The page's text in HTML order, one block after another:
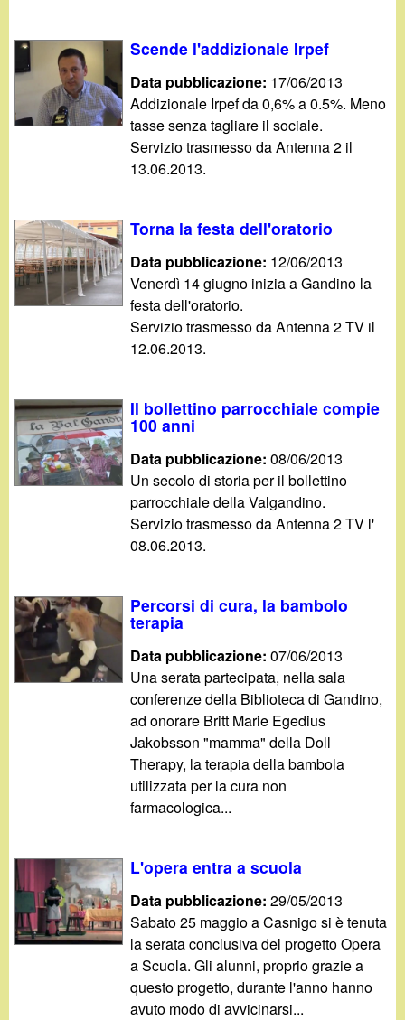
Scende l'addizionale Irpef
Data pubblicazione: 17/06/2013
Addizionale Irpef da 0,6% a 0.5%. Meno
tasse senza tagliare il sociale.
Servizio trasmesso da Antenna 2 il
13.06.2013.
Torna la festa dell'oratorio
Data pubblicazione: 12/06/2013
Venerdì 14 giugno inizia a Gandino la
festa dell'oratorio.
Servizio trasmesso da Antenna 2 TV il
12.06.2013.
Il bollettino parrocchiale compie
100 anni
Data pubblicazione:08/06/2013
Un secolo di storia per il bollettino
parrocchiale della Valgandino.
Servizio trasmesso da Antenna 2 TV l'
08.06.2013.
Percorsi di cura, la bambolo
terapia
Data pubblicazione:07/06/2013
Una serata partecipata, nella sala
conferenze della Biblioteca di Gandino,
ad onorare Britt Marie Egedius
Jakobsson "mamma" della Doll
Therapy, la terapia della bambola
utilizzata per la cura non
farmacologica...
L'opera entra a scuola
Data pubblicazione:29/05/2013
Sabato 25 maggio a Casnigo si è tenuta
la serata conclusiva del progetto Opera
a Scuola. Gli alunni, proprio grazie a
questo progetto, durante l'anno hanno
avuto modo di avvicinarsi...